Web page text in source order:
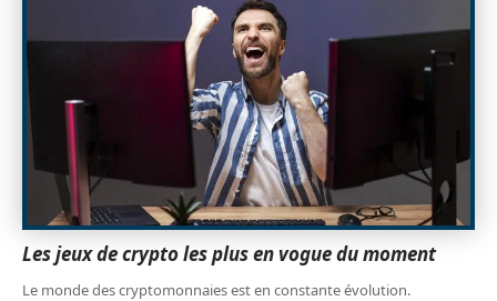
Les jeux de crypto les plus en vogue du moment
Le monde des cryptomonnaies est en constante évolution.